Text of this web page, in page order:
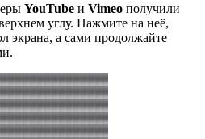
YouTube и Vimeo получили
углу. Нажмите на неё,
экрана, а сами продолжайте